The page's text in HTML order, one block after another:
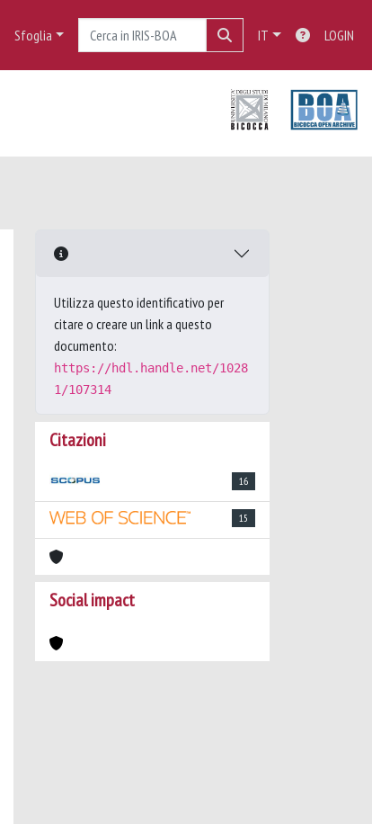
Sfoglia IT LOGIN
Utilizza questo identificativo per
citare o creare un link a questo
documento:
https://hdl.handle.net/1028
1/107314
Citazioni
16
15
Social impact